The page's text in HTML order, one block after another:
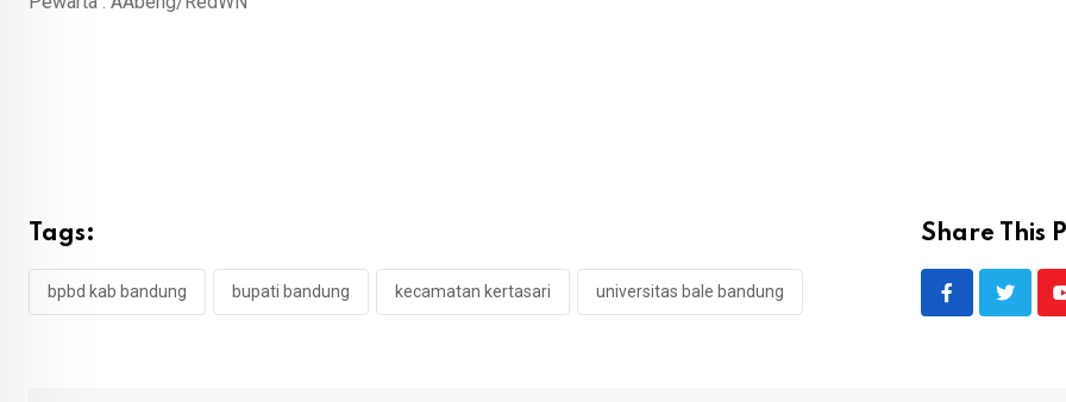
Tags:
bpbd kab bandung bupati bandung kecamatan kertasari universitas bale bandung
Share This